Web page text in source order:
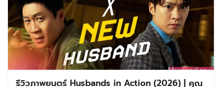
รีวิวภาพยนตร์ Husbands in Action (2026) | คุณ